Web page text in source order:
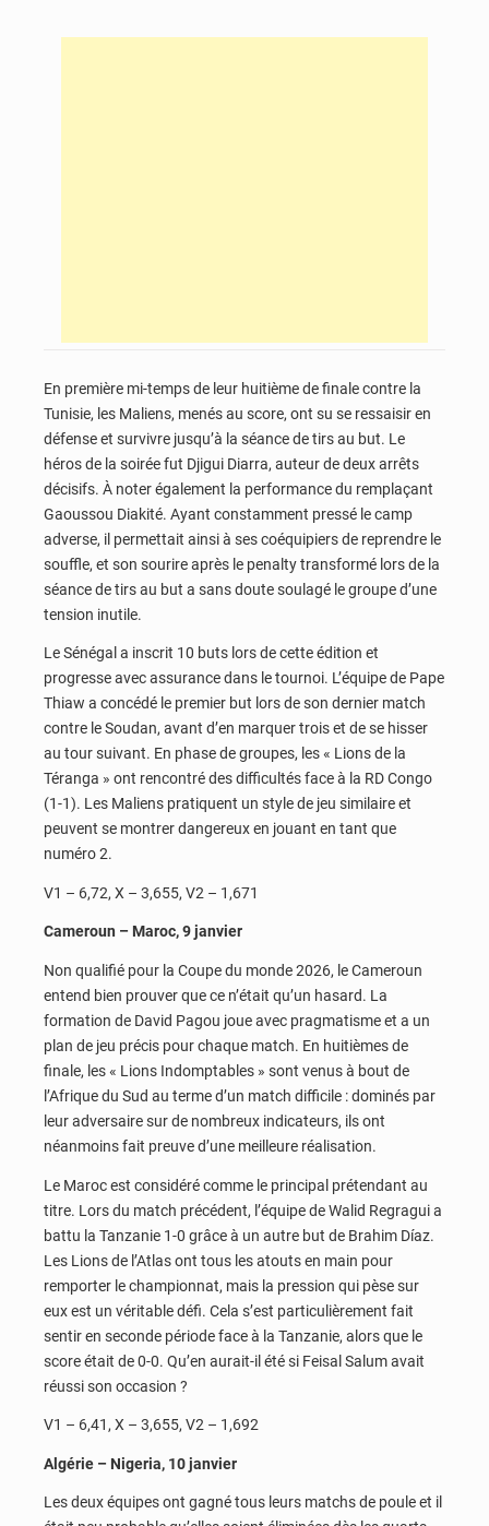
En première mi-temps de leur huitième de finale contre la
Tunisie, les Maliens, menés au score, ont su se ressaisir en
défense et survivre jusqu’à la séance de tirs au but. Le
héros de la soirée fut Djigui Diarra, auteur de deux arrêts
décisifs. À noter également la performance du remplaçant
Gaoussou Diakité. Ayant constamment pressé le camp
adverse, il permettait ainsi à ses coéquipiers de reprendre le
souffle, et son sourire après le penalty transformé lors de la
séance de tirs au but a sans doute soulagé le groupe d’une
tension inutile.
Le Sénégal a inscrit 10 buts lors de cette édition et
progresse avec assurance dans le tournoi. L’équipe de Pape
Thiaw a concédé le premier but lors de son dernier match
contre le Soudan, avant d’en marquer trois et de se hisser
au tour suivant. En phase de groupes, les « Lions de la
Téranga » ont rencontré des difficultés face à la RD Congo
(1-1). Les Maliens pratiquent un style de jeu similaire et
peuvent se montrer dangereux en jouant en tant que
numéro 2.
V1 – 6,72, X – 3,655, V2 – 1,671
Cameroun – Maroc, 9 janvier
Non qualifié pour la Coupe du monde 2026, le Cameroun
entend bien prouver que ce n’était qu’un hasard. La
formation de David Pagou joue avec pragmatisme et a un
plan de jeu précis pour chaque match. En huitièmes de
finale, les « Lions Indomptables » sont venus à bout de
l’Afrique du Sud au terme d’un match difficile : dominés par
leur adversaire sur de nombreux indicateurs, ils ont
néanmoins fait preuve d’une meilleure réalisation.
Le Maroc est considéré comme le principal prétendant au
titre. Lors du match précédent, l’équipe de Walid Regragui a
battu la Tanzanie 1-0 grâce à un autre but de Brahim Díaz.
Les Lions de l’Atlas ont tous les atouts en main pour
remporter le championnat, mais la pression qui pèse sur
eux est un véritable défi. Cela s’est particulièrement fait
sentir en seconde période face à la Tanzanie, alors que le
score était de 0-0. Qu’en aurait-il été si Feisal Salum avait
réussi son occasion ?
V1 – 6,41, X – 3,655, V2 – 1,692
Algérie – Nigeria, 10 janvier
Les deux équipes ont gagné tous leurs matchs de poule et il